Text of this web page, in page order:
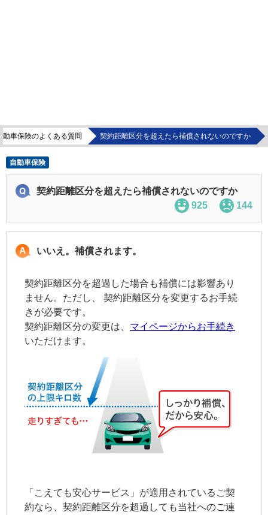
動車保険のよくある質問 契約距離区分を超えたら補償されないのですか
自動車保険
契約距離区分を超えたら補償されないのですか
925
144
いいえ。補償されます。
契約距離区分を超過した場合も補償には影響あり
ません。ただし、 契約距離区分を変更するお手続
きが必要です。
契約距離区分の変更は、 マイページからお手続き
いただけます。
「こえても安心サービス」が適用されているご契
約なら、 契約距離区分を超過しても当社へのご連